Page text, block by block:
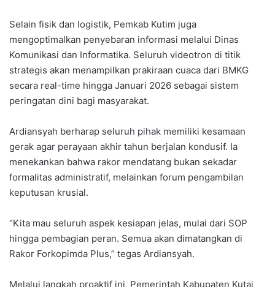
Selain fisik dan logistik, Pemkab Kutim juga
mengoptimalkan penyebaran informasi melalui Dinas
Komunikasi dan Informatika. Seluruh videotron di titik
strategis akan menampilkan prakiraan cuaca dari BMKG
secara real-time hingga Januari 2026 sebagai sistem
peringatan dini bagi masyarakat.
Ardiansyah berharap seluruh pihak memiliki kesamaan
gerak agar perayaan akhir tahun berjalan kondusif. Ia
menekankan bahwa rakor mendatang bukan sekadar
formalitas administratif, melainkan forum pengambilan
keputusan krusial.
“Kita mau seluruh aspek kesiapan jelas, mulai dari SOP
hingga pembagian peran. Semua akan dimatangkan di
Rakor Forkopimda Plus,” tegas Ardiansyah.
Melalui langkah proaktif ini, Pemerintah Kabupaten Kutai